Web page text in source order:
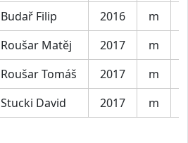
Budař Filip 2016 m
Roušar Matěj 2017 m
Roušar Tomáš 2017 m
Stucki David 2017 m